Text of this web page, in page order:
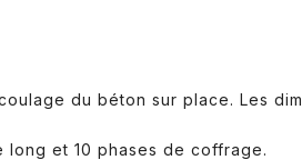
du béton sur place. Les
long et 10 phases de coffrage.